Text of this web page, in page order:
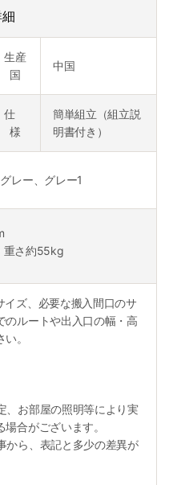
生産
国
中国
仕
様
簡単組立（組立説
明書付き）
レー、グレー1
重さ約55kg
ズ、必要な搬入間口のサ
のルートや出入口の幅・高
。
お部屋の照明等により実
合がございます。
ら、表記と多少の差異が